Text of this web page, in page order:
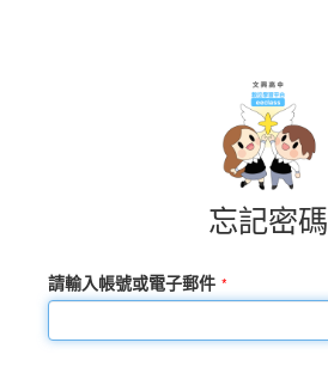
忘記密碼
請輸入帳號或電子郵件